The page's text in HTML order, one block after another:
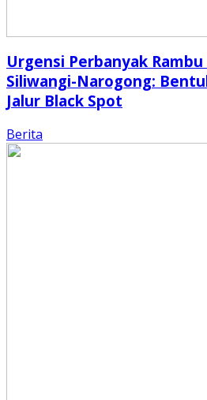
Urgensi Perbanyak
Siliwangi-Narogong:
Jalur Black Spot
Berita